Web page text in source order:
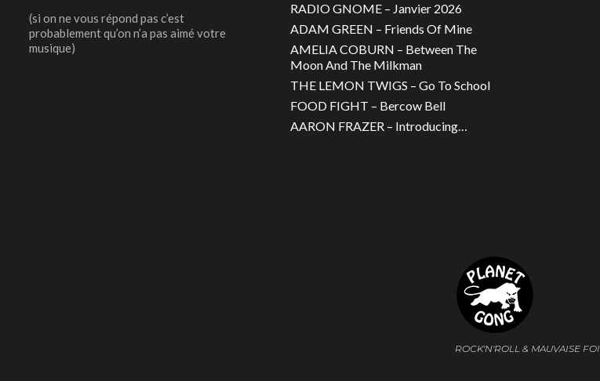
(si on ne vous répond pas c’est
probablement qu’on n’a pas aimé votre
musique)
RADIO GNOME – Janvier 2026
ADAM GREEN – Friends Of Mine
AMELIA COBURN – Between The
Moon And The Milkman
THE LEMON TWIGS – Go To School
FOOD FIGHT – Bercow Bell
AARON FRAZER – Introducing…
ROCK'N'ROLL & MAUVAISE FOI